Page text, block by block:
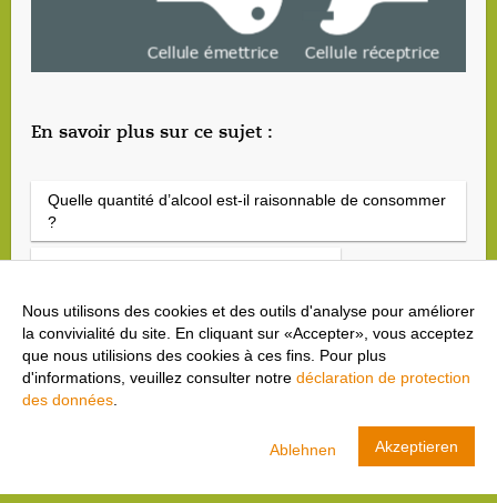
En savoir plus sur ce sujet :
Quelle quantité d’alcool est-il raisonnable de consommer
?
Les signes d’une dépendance à l’alcool
Quiz « Habitudes de consommation »
Nous utilisons des cookies et des outils d'analyse pour améliorer
la convivialité du site. En cliquant sur «Accepter», vous acceptez
que nous utilisions des cookies à ces fins. Pour plus
d'informations, veuillez consulter notre déclaration de protection
des données
Ablehnen Akzeptieren
AFFICHER